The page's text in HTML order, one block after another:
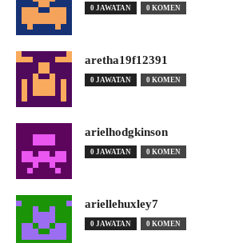
0 JAWATAN 0 KOMEN
aretha19f12391
0 JAWATAN 0 KOMEN
arielhodgkinson
0 JAWATAN 0 KOMEN
ariellehuxley7
0 JAWATAN 0 KOMEN